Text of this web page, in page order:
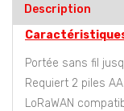
Description
Portée sans fil
Requiert 2 piles
LoRaWAN